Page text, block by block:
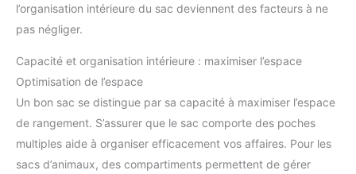
l’organisation intérieure du sac deviennent des facteurs à ne
pas négliger.
Capacité et organisation intérieure : maximiser l’espace
Optimisation de l’espace
Un bon sac se distingue par sa capacité à maximiser l’espace
de rangement. S’assurer que le sac comporte des poches
multiples aide à organiser efficacement vos affaires. Pour les
sacs d’animaux, des compartiments permettent de gérer